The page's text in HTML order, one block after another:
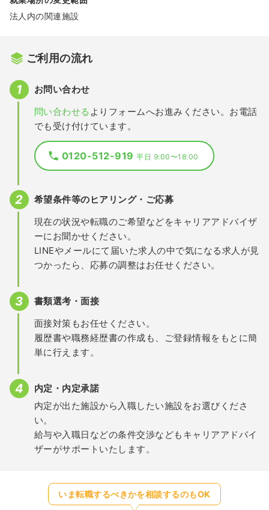
法人内の関連施設
ご利用の流れ
お問い合わせ
問い合わせる よりフォームへお進みください。お電話
でも受け付けています。
0120-512-919平日 9:00〜18:00
希望条件等のヒアリング・ご応募
現在の状況や転職のご希望などをキャリアアドバイザ
ーにお聞かせください。
LINEやメールにて届いた求人の中で気になる求人が見
つかったら、応募の調整はお任せください。
書類選考・面接
面接対策もお任せください。
履歴書や職務経歴書の作成も、ご登録情報をもとに簡
単に行えます。
内定・内定承諾
内定が出た施設から入職したい施設をお選びくださ
い。
給与や入職日などの条件交渉などもキャリアアドバイ
ザーがサポートいたします。
いま転職するべきかを相談するのもOK